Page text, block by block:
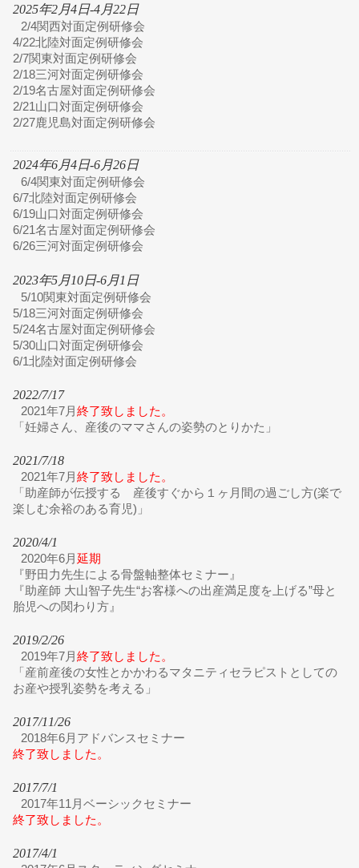
2025年2月4日-4月22日
2/4関西対面定例研修会
4/22北陸対面定例研修会
2/7関東対面定例研修会
2/18三河対面定例研修会
2/19名古屋対面定例研修会
2/21山口対面定例研修会
2/27鹿児島対面定例研修会
2024年6月4日-6月26日
6/4関東対面定例研修会
6/7北陸対面定例研修会
6/19山口対面定例研修会
6/21名古屋対面定例研修会
6/26三河対面定例研修会
2023年5月10日-6月1日
5/10関東対面定例研修会
5/18三河対面定例研修会
5/24名古屋対面定例研修会
5/30山口対面定例研修会
6/1北陸対面定例研修会
2022/7/17
2021年7月終了致しました。
「妊婦さん、産後のママさんの姿勢のとりかた」
2021/7/18
2021年7月終了致しました。
「助産師が伝授する 産後すぐから１ヶ月間の過ごし方(楽で
楽しむ余裕のある育児)」
2020/4/1
2020年6月延期
『野田力先生による骨盤軸整体セミナー』
『助産師 大山智子先生“お客様への出産満足度を上げる”母と
胎児への関わり方』
2019/2/26
2019年7月終了致しました。
「産前産後の女性とかかわるマタニティセラピストとしての
お産や授乳姿勢を考える」
2017/11/26
2018年6月アドバンスセミナー
終了致しました。
2017/7/1
2017年11月ベーシックセミナー
終了致しました。
2017/4/1